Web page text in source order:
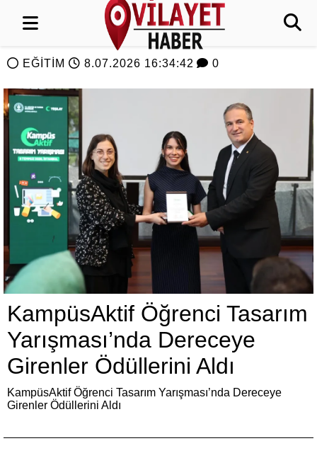
EĞİTİM 8.07.2026 16:34:42 0
KampüsAktif Öğrenci Tasarım
Yarışması’nda Dereceye
Girenler Ödüllerini Aldı
KampüsAktif Öğrenci Tasarım Yarışması’nda Dereceye
Girenler Ödüllerini Aldı